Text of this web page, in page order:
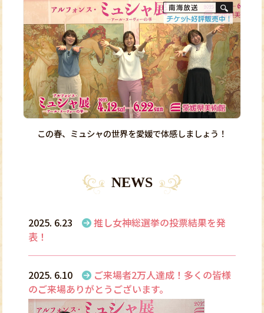
この春、ミュシャの世界を愛媛で体感しましょう！
NEWS
2025. 6.23
推し女神総選挙の投票結果を発
表！
2025. 6.10
ご来場者2万人達成！多くの皆様
のご来場ありがとうございます。